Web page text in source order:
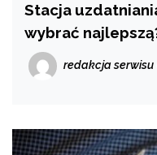
Stacja
wybrać
redakcja serwisu